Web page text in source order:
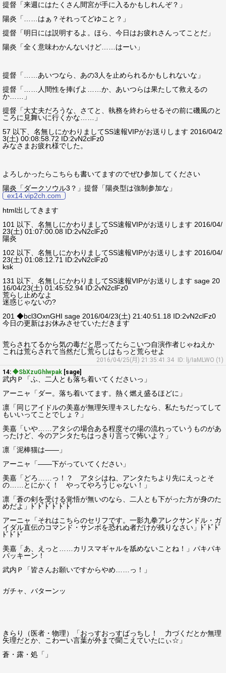
提督「来週にはたくさん間宮が手に入るかもしれんぞ？」
陽炎「……はぁ？それってどゆこと？」
提督「明日には説明するよ。ほら、今日はお疲れさんってことだ」
陽炎「全く意味わかんないけど……はーい」
提督「……あいつなら、あの3人を止められるかもしれないな」
提督「……人間性を捧げよ……か、あいつらは果たして救えるの
か……」
提督「大丈夫だろうな、さてと、執務を終わらせるその前に磯風のと
ころに見舞いに行くかな……」
57 以下、名無しにかわりましてSS速報VIPがお送りします 2016/04/2
3(土) 00:08:58.72 ID:2vN2clFz0
みなさまお疲れ様でした。
よろしかったらこちらも書いてますのでぜひ参加してください
陽炎「ダークソウル3？」提督「陽炎型は強制参加な」
ex14.vip2ch.com
html出してきます
101 以下、名無しにかわりましてSS速報VIPがお送りします 2016/04/
23(土) 01:07:00.08 ID:2vN2clFz0
陽炎
102 以下、名無しにかわりましてSS速報VIPがお送りします 2016/04/
23(土) 01:08:12.71 ID:2vN2clFz0
ksk
131 以下、名無しにかわりましてSS速報VIPがお送りします sage 20
16/04/23(土) 01:45:52.94 ID:2vN2clFz0
荒らし止めなよ
迷惑じゃないの?
201 ◆bcl3OxnGHI sage 2016/04/23(土) 21:40:51.18 ID:2vN2clFz0
今日の更新はお休みさせていただきます
荒らされてるから気の毒だと思ってたらこいつ自演作者じゃねえか
これは荒らされて当然だし荒らしはもっと荒らせよ
2016/04/25(月) 21:35:41.34
ID: lj/IaMLWO (1)
14: ◆SbXzuGhlwpak [sage]
武内Ｐ「ふ、二人とも落ち着いてくださいっ」
アーニャ「ダー。落ち着いてます。熱く燃え盛るほどに」
凛「同じアイドルの美嘉が無理矢理キスしたなら、私たちだってして
もいいってことでしょ？」
美嘉「いや……アタシの場合ある程度その場の流れっていうものがあ
ったけど、今のアンタたちはっきり言って怖いよ？」
凛「泥棒猫は――」
アーニャ「――下がっていてください」
美嘉「どろ……っ！？ アタシはね、アンタたちより先にえっとそ
の……とにかく！ やってやろうじゃない！」
凛「蒼の剣を受ける覚悟が無いのなら、二人とも下がった方が身のた
めだよ」ﾄﾞﾄﾞﾄﾞﾄﾞﾄﾞﾄﾞ
アーニャ「それはこちらのセリフです。一影九拳アレクサンドル・ガ
イダル直伝のコマンド・サンボを恐れぬ者だけが残りなさい」ﾄﾞﾄﾞﾄﾞ
ﾄﾞﾄﾞﾄﾞ
美嘉「あ、えっと……カリスマギャルを舐めないことね！」パキパキ
パッキーン！
武内Ｐ「皆さんお願いですからやめ……っ！」
ガチャ、バターンッ
きらり（医者・物理）「おっすおっすばっちし！ 力づくだとか無理
矢理だとか、こわーい言葉が外まで聞こえていたにぃ☆」
蒼・露・処「」